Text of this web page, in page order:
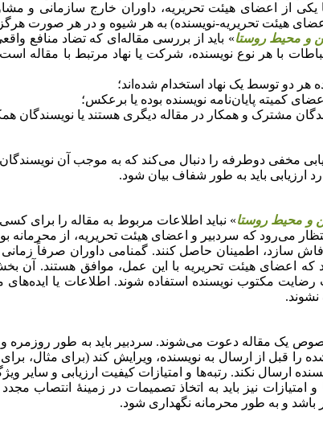
یکی از اعضای هیئت تحریریه، داوران خارج سازمانی و
اعضای هیئت تحریریه-نویسنده) به هر شیوه و در هر صورت
و محیط روستا» باید از بررسی مقاله‌ای که تضاد منافع
با هر نوع نویسنده، شرکت یا نهاد مرتبط با مقاله
مخفی دوطرفه را دنبال می‌کند که به موجب آن
ارزیابی باید به طور شفاف بیان شود.
و محیط روستا» نباید اطلاعات مربوط به مقاله را برای
می‌رود که سردبیر و اعضای هیئت تحریریه، از
سازد، اطمینان حاصل کنند. گمنامی داوران صرفاً
که اعضای هیئت تحریریه با این عمل، موافق هستند.
مکتوب نویسنده استفاده شوند. اطلاعات یا ایده‌های
یک مقاله دعوت می‌شوند. سردبیر باید به طور روزمره و
را قبل از ارسال به نویسنده، ویرایش کند (برای مثال،
ارسال نکند. رتبه‌ها و امتیازات کیفیت ارزیابی و سایر
و امتیازات نیز باید به اتخاذ تصمیمات در زمینۀ
باشد و به طور محرمانه نگهداری شود.